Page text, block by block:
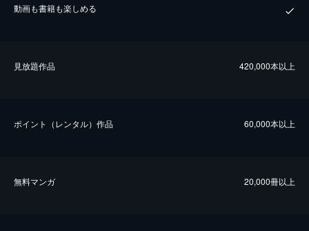
動画も書籍も楽しめる
⾒放題作品 420,000本以上
ポイント（レンタル）作品 60,000本以上
無料マンガ 20,000冊以上